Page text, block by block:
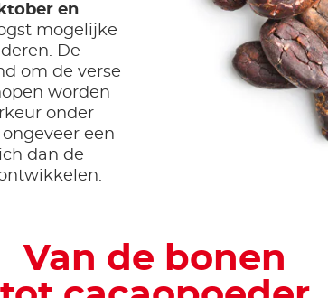
en
mogelijke
De
om de verse
worden
onder
een
dan de
Van de bonen